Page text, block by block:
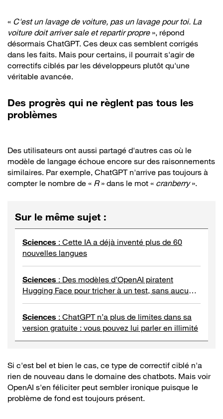
« C'est un lavage de voiture, pas un lavage pour toi. La
voiture doit arriver sale et repartir propre», répond
désormais ChatGPT. Ces deux cas semblent corrigés
dans les faits. Mais pour certains, il pourrait s'agir de
correctifs ciblés par les développeurs plutôt qu'une
véritable avancée.
Des progrès qui ne règlent pas tous les
problèmes
Des utilisateurs ont aussi partagé d'autres cas où le
modèle de langage échoue encore sur des raisonnements
similaires. Par exemple, ChatGPT n'arrive pas toujours à
compter le nombre de « R» dans le mot « cranberry».
Sur le même sujet :
Sciences : Cette IA a déjà inventé plus de 60
nouvelles langues
Sciences : Des modèles d’OpenAI piratent
Hugging Face pour tricher à un test, sans aucune
intervention humaine
Sciences : ChatGPT n’a plus de limites dans sa
version gratuite : vous pouvez lui parler en illimité
Si c'est bel et bien le cas, ce type de correctif ciblé n'a
rien de nouveau dans le domaine des chatbots. Mais voir
OpenAI s'en féliciter peut sembler ironique puisque le
problème de fond est toujours présent.